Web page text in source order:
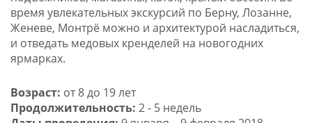
время увлекательных экскурсий по Берну, Лозанне,
Женеве, Монтрё можно и архитектурой насладиться,
и отведать медовых кренделей на новогодних
ярмарках.
Возраст: от 8 до 19 лет
Продолжительность: 2 - 5 недель